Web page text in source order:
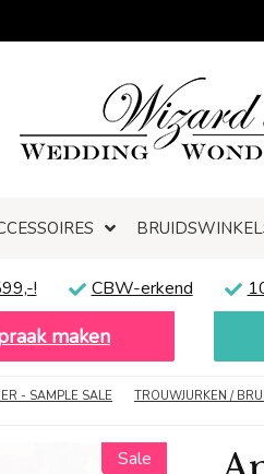
! CBW-erkend
maken
- SAMPLE SALE TROUWJURKEN /
Sale